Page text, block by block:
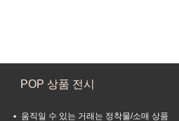
POP 상품 전시
움직일 수 있는 거래는 정착물/소매 상품